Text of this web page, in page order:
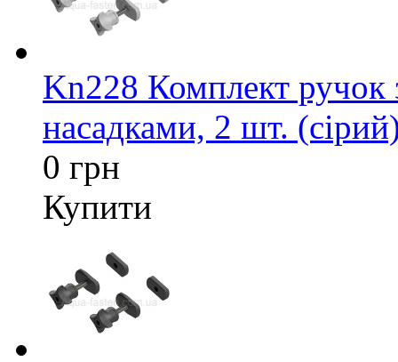
Kn228 Комплект ручок
насадками, 2 шт.
0 грн
Купити